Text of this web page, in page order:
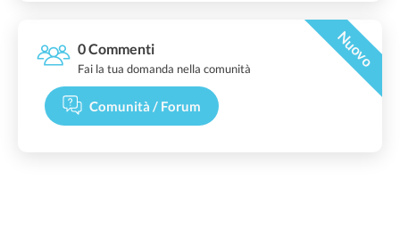
0 Commenti Nuovo
Fai la tua domanda nella comunità
Comunità / Forum